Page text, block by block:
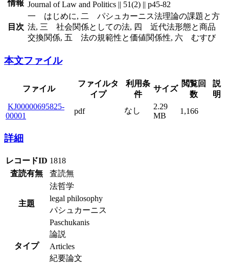
情報 Journal of Law and Politics || 51(2) || p45-82
目次
一 はじめに, 二 パシュカーニス法理論の課題と方
法, 三 社会関係としての法, 四 近代法形態と商品
交換関係, 五 法の規範性と価値関係性, 六 むすび
本文ファイル
ファイル
ファイルタ
イプ
利用条
件
サイズ
閲覧回
数
説
明
KJ00000695825-
00001
pdf なし
2.29
MB
1,166
詳細
レコードID 1818
査読有無
査読無
主題
法哲学
legal philosophy
パシュカーニス
Paschukanis
タイプ
論説
Articles
紀要論文